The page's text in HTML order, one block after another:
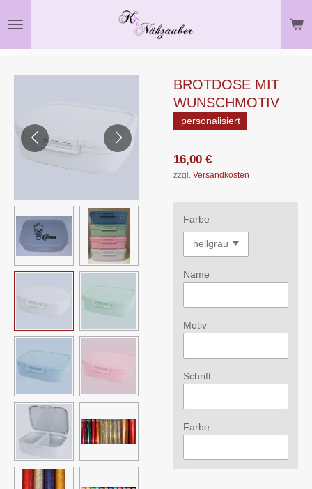
Hauptinhalt
BROTDOSE MIT
WUNSCHMOTIV
personalisiert
16,00 €
zzgl. Versandkosten
Farbe
Name
Motiv
Schrift
Farbe